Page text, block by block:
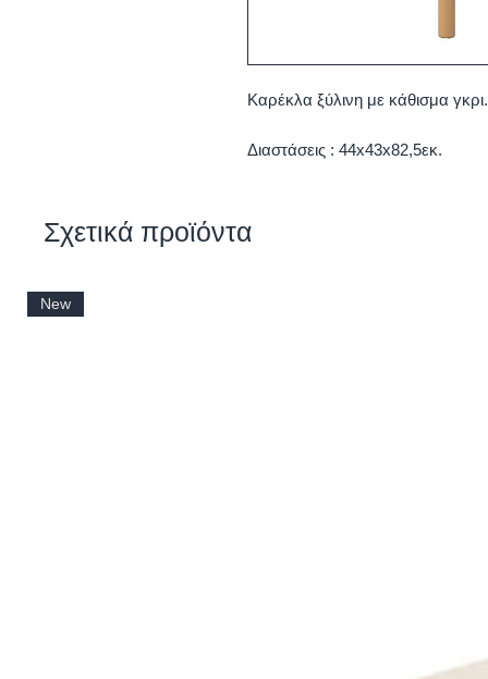
Καρέκλα ξύλινη με κάθισμα γκρι.
Διαστάσεις : 44x43x82,5εκ.
Σχετικά προϊόντα
New